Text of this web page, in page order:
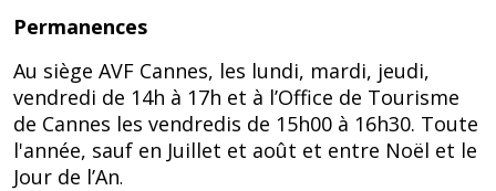
Permanences
Au siège AVF Cannes, les lundi, mardi, jeudi,
vendredi de 14h à 17h et à l’Office de Tourisme
de Cannes les vendredis de 15h00 à 16h30. Toute
l'année, sauf en Juillet et août et entre Noël et le
Jour de l’An.